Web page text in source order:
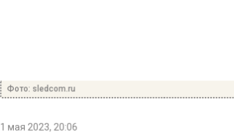
Фото: sledcom.ru
1 мая 2023, 20:06